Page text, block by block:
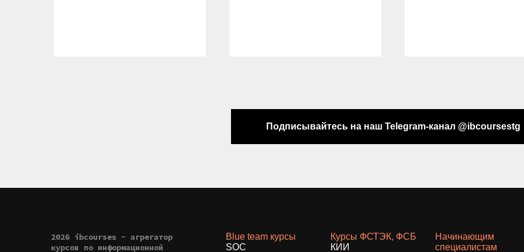
Подписывайтесь на наш Telegram-канал @ibcoursestg
2026 ibcourses - агрегатор
курсов по информационной
Blue team курсы
SOC
Курсы ФСТЭК, ФСБ
КИИ
Начинающим
специалистам